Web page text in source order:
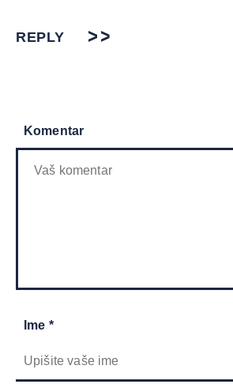
REPLY
Komentar
Ime *